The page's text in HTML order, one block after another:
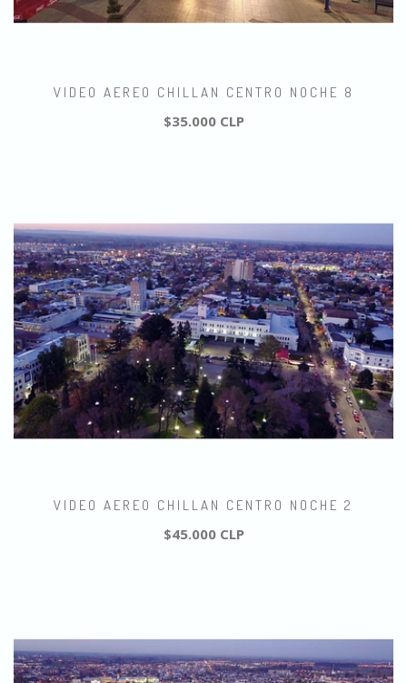
VIDEO AEREO CHILLAN CENTRO NOCHE 8
$35.000 CLP
VIDEO AEREO CHILLAN CENTRO NOCHE 2
$45.000 CLP